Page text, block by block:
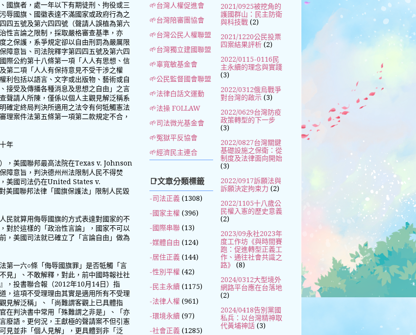
國旗者，處一年以下有期徒刑、拘役或三
辱國旗、國徽表達不滿國家或政府行為之
四五號及第六四四號（聲請人誤植為第六
性言論之限制，採取嚴格審查基準，亦
之保護，系爭規定卻以自由刑罰為嚴厲限
障意旨、司法院釋字第四四五號及第六四
際公約第十八條第一項「人人有思想、信
第二項「人人有保持意見不受干涉之權
利包括以語言、文字或出版物、藝術或自
接受及傳播各種消息及思想之自由」之言
聲請人所陳，僅係以個人主觀見解泛稱系
確定終局判決所適用之法令有何牴觸憲法
理案件法第五條第一項第二款規定不合，
年
，美國聯邦最高法院在Texas v. Johnson
障意旨，判決德州州法限制人民不得焚
美國司法仍在United States v.
美國聯邦法律「國旗保護法」限制人民毀
民就算用侮辱國旗的方式表達對國家的不
對於這樣的「政治性言論」，國家不可以
，美國司法就已確立了「言論自由」做為
第一六○條「侮辱國旗罪」是否牴觸「言
見」、不敢解釋，對此，前中國時報社社
，投書聯合報（2012年10月14日）指
，這項不受理理由其實是適用所有不受理
見解泛稱」、「尚難謂客觀上已具體指
在判決書中常用「殊難謂之非是」、「亦
廢語。更何況，王獻極的聲請案不但引憲
見並非「個人見解」，更具體到非「泛
🌱台灣人權促進會
🌱台灣陪審團協會
🌱台灣公民人權聯盟
🌱台灣獨立建國聯盟
🌱辜寬敏基金會
🌱公民監督國會聯盟
🌱法律白話文運動
🌱法操 FOLLAW
🌱司法微光基金會
🌱冤獄平反協會
🌱經濟民主連合
📑文章分類標籤
-司法正義 (1308)
-國家主權 (396)
-國際串聯 (13)
-媒體自由 (124)
-居住正義 (144)
-性別平權 (42)
-民主永續 (1175)
-法律人權 (961)
-環境永續 (97)
-社會正義 (1285)
2021/0925被挖角的
護國群山：民主防衛
與科技戰 (2)
2021/1220公民投票
四案結果評析 (2)
2022/0115-0116民
主永續的理念與實踐
(3)
2022/0312俄烏戰爭
對台灣的啟示 (3)
2022/0629台灣防疫
政策轉型的下一步
(3)
2022/0827台灣關鍵
基礎設施之保衛：從
制度及法律面向開始
(3)
2022/0917訴願法與
訴願決定拘束力 (2)
2022/1105十八歲公
民權入憲的歷史意義
(2)
2023/09永社2023年
度工作坊《與時間賽
跑：促進轉型正義工
作、通往社會共識之
路》
(8)
2024/0312大型境外
網路平台應在台落地
(2)
2024/0418告別黨國
私兵：以台灣精神取
代黃埔神話 (3)